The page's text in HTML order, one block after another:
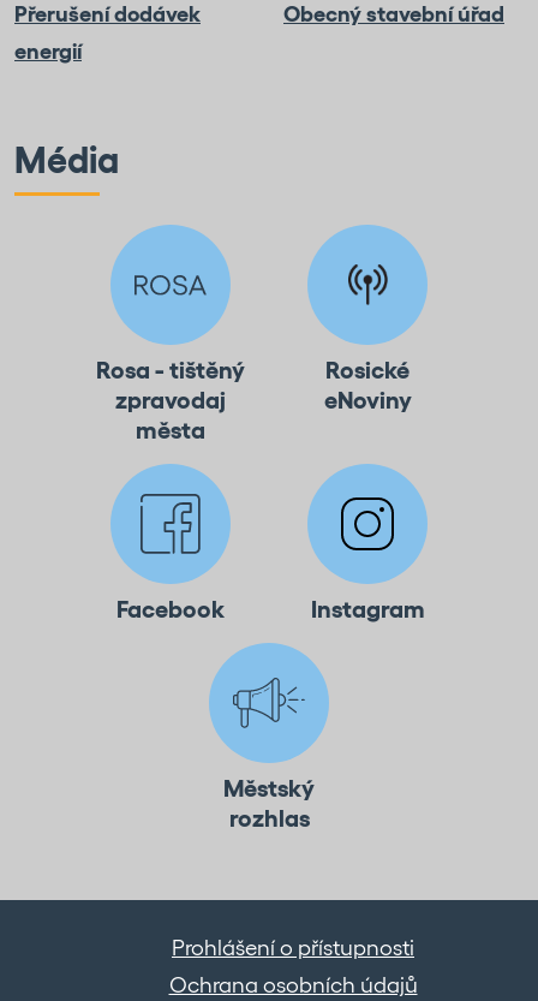
Přerušení dodávek
energií
Obecný stavební úřad
Média
Rosa - tištěný
zpravodaj
města
Rosické
eNoviny
Facebook Instagram
Městský
rozhlas
Prohlášení o přístupnosti
Ochrana osobních údajů